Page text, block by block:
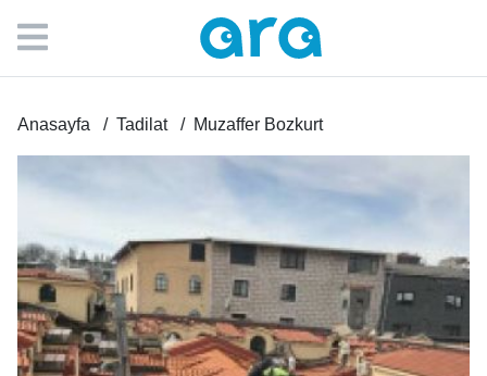
Anasayfa Tadilat Muzaffer Bozkurt